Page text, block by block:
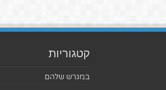
קטגוריות
במגרש שלהם